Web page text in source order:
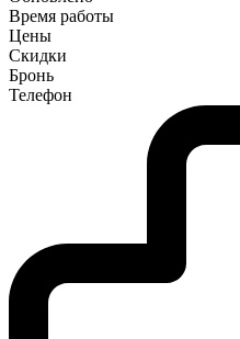
Время работы
Цены
Скидки
Бронь
Телефон